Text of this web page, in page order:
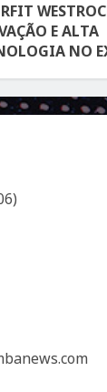
E ALTA
NO
ABRIL DE 2026